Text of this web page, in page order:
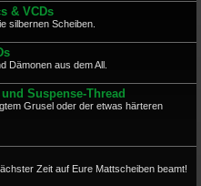
& VCDs
silbernen Scheiben.
Dämonen aus dem All.
Suspense-Thread
Grusel oder der etwas härteren
Zeit auf Eure Mattscheiben beamt!